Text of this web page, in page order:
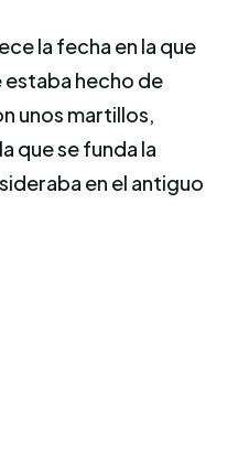
la fecha en la que
hecho de
unos martillos,
que se funda la
en el antiguo